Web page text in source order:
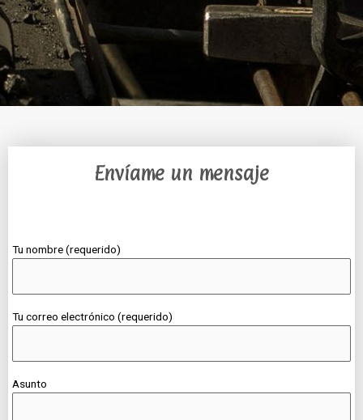
Envíame un mensaje
Tu nombre (requerido)
Tu correo electrónico (requerido)
Asunto